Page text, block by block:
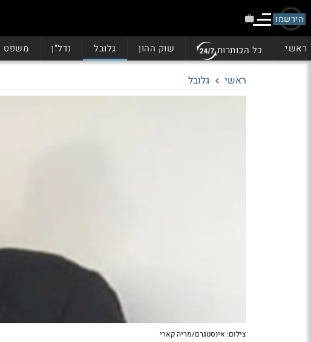
הירשמו
ראשי כל הכותרות שוק ההון גלובל נדל"ן משפט
ראשי גלובל
צילום: אינסטגרם/מריה קארי